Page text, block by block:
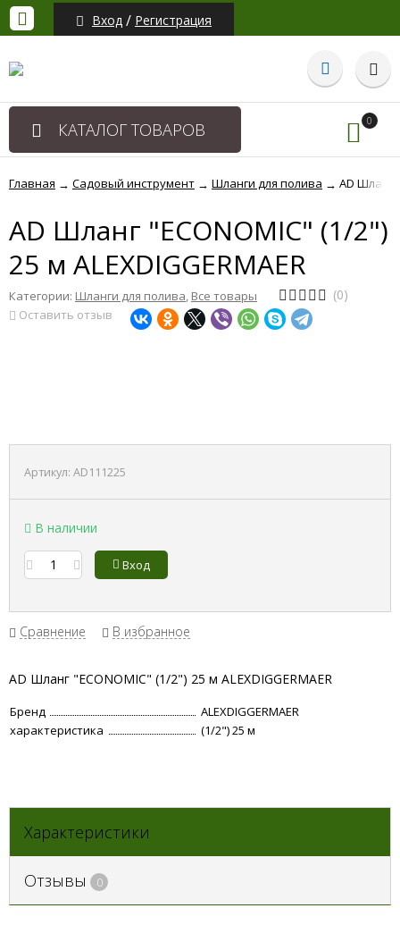
Вход / Регистрация
КАТАЛОГ ТОВАРОВ 0
Главная → Садовый инструмент → Шланги для полива → AD Шланг
AD Шланг "ECONOMIC" (1/2")
25 м ALEXDIGGERMAER
Категории: Шланги для полива Все товары (0)
Оставить отзыв
Артикул: AD111225
В наличии
Вход
Сравнение В избранное
AD Шланг "ECONOMIC" (1/2") 25 м ALEXDIGGERMAER
Бренд
ALEXDIGGERMAER
характеристика
(1/2") 25 м
Характеристики
Отзывы 0